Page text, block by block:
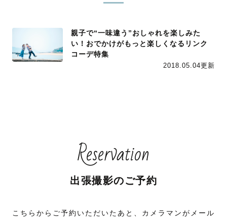
親子で“一味違う”おしゃれを楽しみた
い！おでかけがもっと楽しくなるリンク
コーデ特集
2018.05.04更新
Reservation
出張撮影のご予約
こちらからご予約いただいたあと、カメラマンがメール